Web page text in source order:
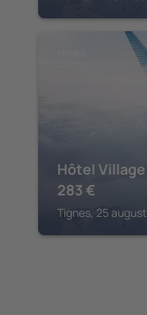
Hôtel
283 €
Tignes, 25